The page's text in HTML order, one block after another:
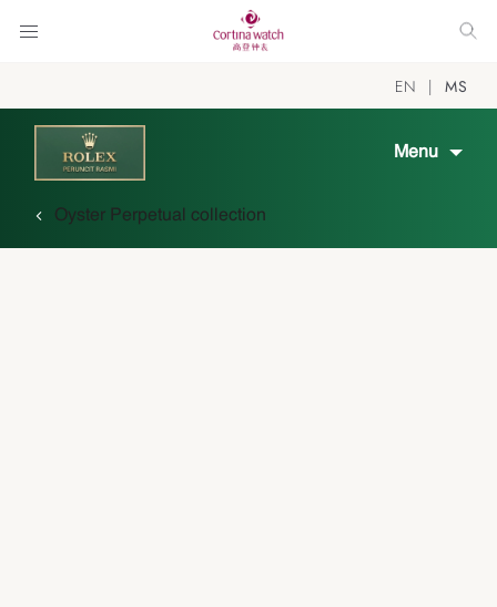
EN MS
Menu
Oyster Perpetual collection